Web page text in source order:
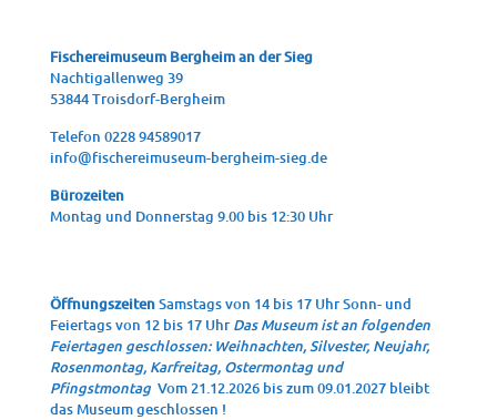
Fische­rei­mu­se­um Berg­heim an der Sieg
Nach­ti­gal­len­weg 39
53844 Troisdorf-Bergheim
Tele­fon 0228 94589017
info@fischereimuseum-bergheim-sieg.de
Büro­zei­ten
Mon­tag und Don­ners­tag 9.00 bis 12:30 Uhr
ÖffnungszeitenSamstags von 14 bis 17 Uhr Sonn- und
Feiertags von 12 bis 17 Uhr Das Museum ist an folgenden
Feiertagen geschlossen: Weihnachten, Silvester, Neujahr,
Rosenmontag, Karfreitag, Ostermontag und
Pfingstmontag Vom 21.12.2026 bis zum 09.01.2027 bleibt
das Museum geschlossen !